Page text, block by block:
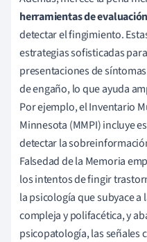
herramientas de
detectar el fingimiento.
estrategias sofisticadas
presentaciones de
de engaño, lo que ayuda
Por ejemplo, el Inventario
Minnesota (MMPI) incluye
detectar la
Falsedad de la Memoria
los intentos de fingir
la psicología que subyace a
compleja y polifacética, y
psicopatología, las señales